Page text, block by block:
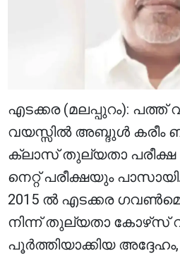
എടക്കര (മലപ്പുറം): പത്ത്
വയസ്സിൽ അബ്ദുൾ കരീം
ക്ലാസ് തുല്യതാ പരീക്ഷ
നെറ്റ് പരീക്ഷയും പാസായി.
2015 ൽ എടക്കര
നിന്ന് തുല്യതാ കോഴ്‌സ്
പൂർത്തിയാക്കിയ